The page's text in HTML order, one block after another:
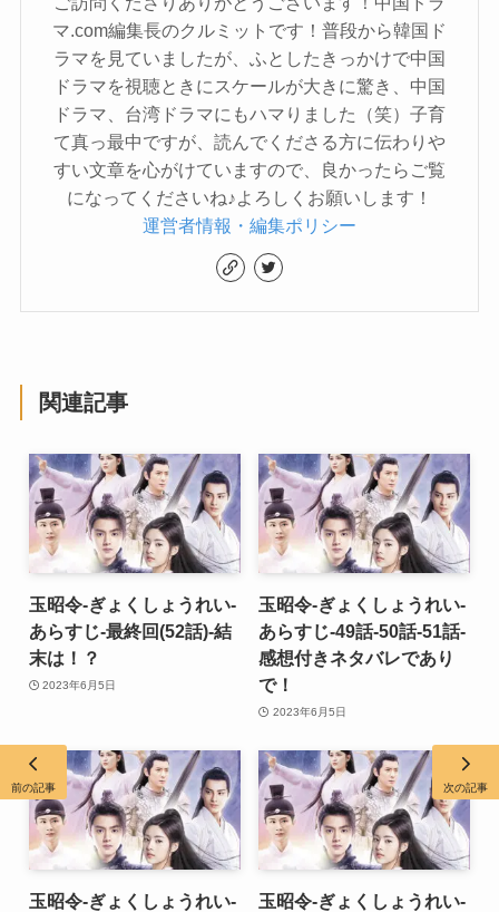
マ.com編集長のクルミットです！普段から韓国ド
ラマを見ていましたが、ふとしたきっかけで中国
ドラマを視聴ときにスケールが大きに驚き、中国
ドラマ、台湾ドラマにもハマりました（笑）子育
て真っ最中ですが、読んでくださる方に伝わりや
すい文章を心がけていますので、良かったらご覧
になってくださいね♪よろしくお願いします！
運営者情報・編集ポリシー
関連記事
玉昭令-ぎょくしょうれい-
あらすじ-最終回(52話)-結
末は！？
2023年6月5日
玉昭令-ぎょくしょうれい-
あらすじ-49話-50話-51話-
感想付きネタバレであり
で！
2023年6月5日
玉昭令-ぎょくしょうれい-
玉昭令-ぎょくしょうれい-
前の記事 次の記事